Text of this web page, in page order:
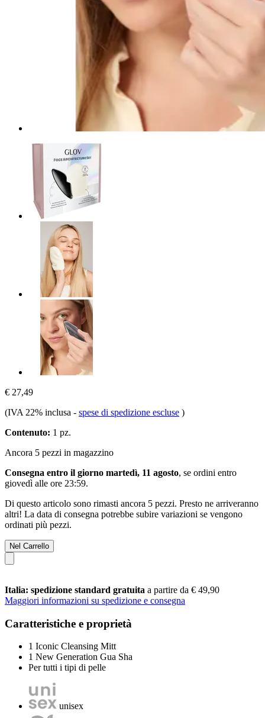
€ 27,49
(IVA 22% inclusa - spese di spedizione escluse )
Contenuto: 1 pz.
Ancora 5 pezzi in magazzino
Consegna entro il giorno martedì, 11 agosto, se ordini entro
giovedì alle ore 23:59.
Di questo articolo sono rimasti ancora 5 pezzi. Presto ne arriveranno
altri! La data di consegna potrebbe subire variazioni se vengono
ordinati più pezzi.
Nel Carrello
Italia: spedizione standard gratuita a partire da € 49,90
Maggiori informazioni su spedizione e consegna
Caratteristiche e proprietà
1 Iconic Cleansing Mitt
1 New Generation Gua Sha
Per tutti i tipi di pelle
unisex